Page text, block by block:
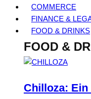
COMMERCE
FINANCE &
FOOD & DRINKS
FOOD &
Chilloza: